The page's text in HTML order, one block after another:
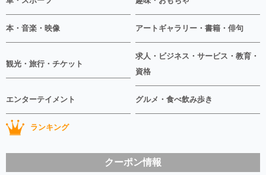
本・音楽・映像 アートギャラリー・書籍・俳句
観光・旅行・チケット
求人・ビジネス・サービス・教育・
資格
エンターテイメント グルメ・食べ飲み歩き
ランキング
クーポン情報